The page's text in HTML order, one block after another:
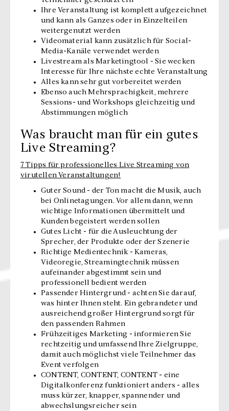
Ihre Veranstaltung ist komplett aufgezeichnet
und kann als Ganzes oder in Einzelteilen
weitergenutzt werden
Videomaterial kann zusätzlich für Social-
Media-Kanäle verwendet werden
Livestream als Marketingtool - Sie wecken
Interesse für Ihre nächste echte Veranstaltung
Alles kann sehr gut vorbereitet werden
Ebenso auch Mehrsprachigkeit, mehrere
Sessions- und Workshops gleichzeitig und
Abstimmungen möglich
Was braucht man für ein gutes
Live Streaming?
7 Tipps für professionelles Live Streaming von
virutellen Veranstaltungen!
Guter Sound - der Ton macht die Musik, auch
bei Onlinetagungen. Vor allem dann, wenn
wichtige Informationen übermittelt und
Kunden begeistert werden sollen
Gutes Licht - für die Ausleuchtung der
Sprecher, der Produkte oder der Szenerie
Richtige Medientechnik - Kameras,
Videoregie, Streamingtechnik müssen
aufeinander abgestimmt sein und
professionell bedient werden
Passender Hintergrund - achten Sie darauf,
was hinter Ihnen steht. Ein gebrandeter und
ausreichend großer Hintergrund sorgt für
den passenden Rahmen
Frühzeitiges Marketing - informieren Sie
rechtzeitig und umfassend Ihre Zielgruppe,
damit auch möglichst viele Teilnehmer das
Event verfolgen
CONTENT, CONTENT, CONTENT - eine
Digitalkonferenz funktioniert anders - alles
muss kürzer, knapper, spannender und
abwechslungsreicher sein